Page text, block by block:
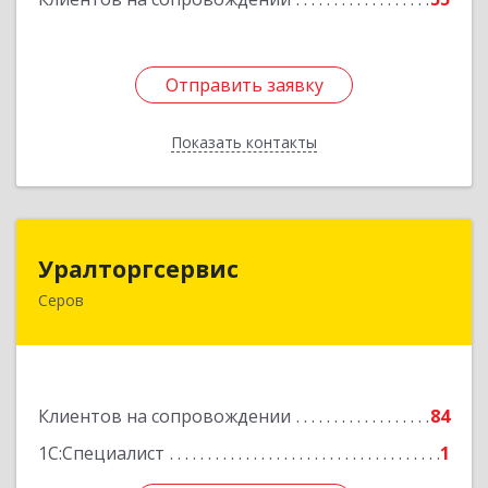
Отправить заявку
Показать контакты
Отправить заявку
Назад
Уралторгсервис
Серов
Клиентов на сопровождении
84
1С:Специалист
1
624980, Свердловская обл, Серов г, Кирова ул,